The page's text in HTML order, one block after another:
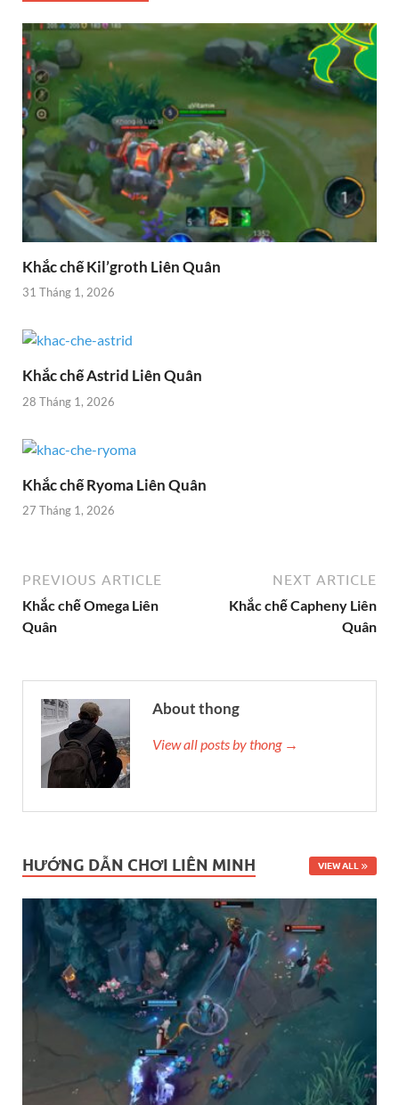
Khắc chế Kil’groth Liên Quân
31 Tháng 1, 2026
Khắc chế Astrid Liên Quân
28 Tháng 1, 2026
Khắc chế Ryoma Liên Quân
27 Tháng 1, 2026
PREVIOUS ARTICLE
Khắc chế Omega Liên
Quân
NEXT ARTICLE
Khắc chế Capheny Liên
Quân
About thong
View all posts by thong →
HƯỚNG DẪN CHƠI LIÊN MINH VIEW ALL